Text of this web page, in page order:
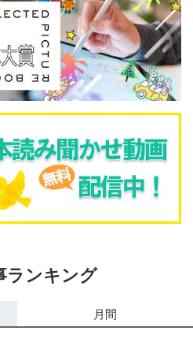
ランキング
月間